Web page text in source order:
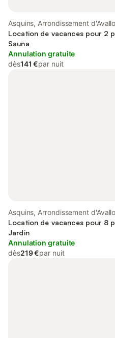
Asquins, Arrondissement
Location de vacances pour 2
Sauna
Annulation gratuite
dès141 €par nuit
Asquins, Arrondissement
Location de vacances pour 8
Jardin
Annulation gratuite
dès219 €par nuit